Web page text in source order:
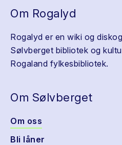
Om Rogalyd
Rogalyd er en wiki og
Sølvberget bibliotek og
Rogaland fylkesbibliotek.
Om Sølvberget
Om oss
Bli låner